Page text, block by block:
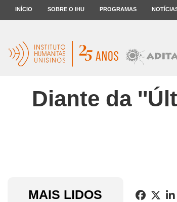
INÍCIO SOBRE O IHU PROGRAMAS
Diante da
MAIS LIDOS